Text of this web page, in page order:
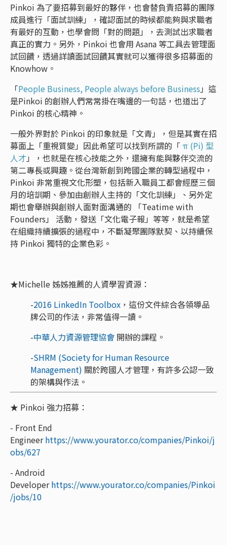
Pinkoi 為了要招募到最好的夥伴，也會替負責招募的團隊
成員進行「面試訓練」，確認面試的時候都能夠與求職者
有最好的互動，也學會問「對的問題」，去測試出求職者
真正的實力。另外，Pinkoi 也會用 Asana 等工具去管理面
試回饋，透過詳讀面試回饋其實就可以獲得很多招募面的
Knowhow。
「People Business, People always before Business 」這
是Pinkoi 的創辦人們常常掛在嘴邊的一句話，也道出了
Pinkoi 的核心精神。
一般外界對於 Pinkoi 的印象就是「文青」，但是其實在招
募面上「重視質變」因此希望可以找到所謂的「 π (Pi) 型
人才」，也就是在核心技能之外，還擁有能與夥伴交流的
第二專長或興趣。從台灣新創到跨國企業的轉型過程中，
Pinkoi 非常重視文化形塑，包括新入職員工都會經歷三個
月的培訓期、參加由創辦人主持的「文化訓練」、另外定
期也會舉辦與創辦人面對面溝通的 「Teatime with
Founders」 活動，發送「文化電子報」等等，就是希望
在組織持續擴張的過程中，不斷凝聚團隊默契、以持續保
持 Pinkoi 獨特的企業色彩。
★Michelle 姊姊推薦的人資學習資源：
-2016 LinkedIn Toolbox ，這份文件綜合各領導品
牌公司的作法，非常值得一讀。
-中華人力資源管理協會 開辦的課程。
-SHRM (Society for Human Resource
Management) 關於跨國人才管理，有許多公認一致
的架構與作法。
★ Pinkoi 強力招募：
- Front End
Engineerhttps://www.yourator.co/companies/Pinkoi/j
obs/627
- Android
Developerhttps://www.yourator.co/companies/Pinkoi
/jobs/10